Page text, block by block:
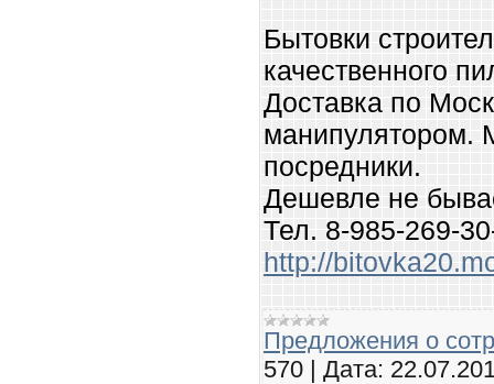
Бытовки
качественного
Доставка по
манипулятором.
посредники.
Дешевле не
Тел. 8-985-269-
http://
Предложения о
570 | Дата: